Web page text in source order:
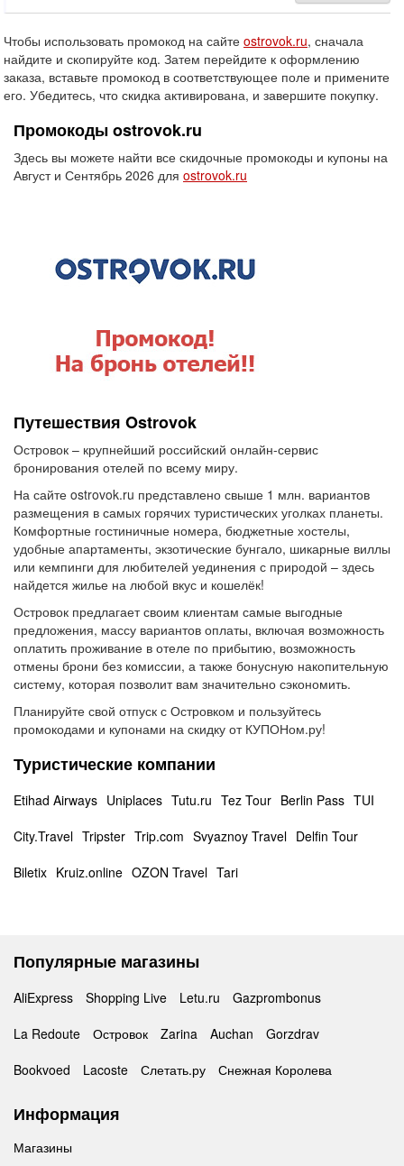
Чтобы использовать промокод на сайте ostrovok.ru, сначала
найдите и скопируйте код. Затем перейдите к оформлению
заказа, вставьте промокод в соответствующее поле и примените
его. Убедитесь, что скидка активирована, и завершите покупку.
Промокоды ostrovok.ru
Здесь вы можете найти все скидочные промокоды и купоны на
Август и Сентябрь 2026 для ostrovok.ru
Путешествия Ostrovok
Островок – крупнейший российский онлайн-сервис
бронирования отелей по всему миру.
На сайте ostrovok.ru представлено свыше 1 млн. вариантов
размещения в самых горячих туристических уголках планеты.
Комфортные гостиничные номера, бюджетные хостелы,
удобные апартаменты, экзотические бунгало, шикарные виллы
или кемпинги для любителей уединения с природой – здесь
найдется жилье на любой вкус и кошелёк!
Островок предлагает своим клиентам самые выгодные
предложения, массу вариантов оплаты, включая возможность
оплатить проживание в отеле по прибытию, возможность
отмены брони без комиссии, а также бонусную накопительную
систему, которая позволит вам значительно сэкономить.
Планируйте свой отпуск с Островком и пользуйтесь
промокодами и купонами на скидку от КУПОНом.ру!
Туристические компании
Etihad Airways Uniplaces Tutu.ru Tez Tour Berlin Pass TUI
City.Travel Tripster Trip.com Svyaznoy Travel Delfin Tour
Biletix Kruiz.online OZON Travel Tari
Популярные магазины
AliExpress Shopping Live Letu.ru
Gazprombonus
La Redoute
Островок Zarina Auchan
Gorzdrav
Bookvoed
Lacoste Слетать.ру Снежная Королева
Информация
Магазины